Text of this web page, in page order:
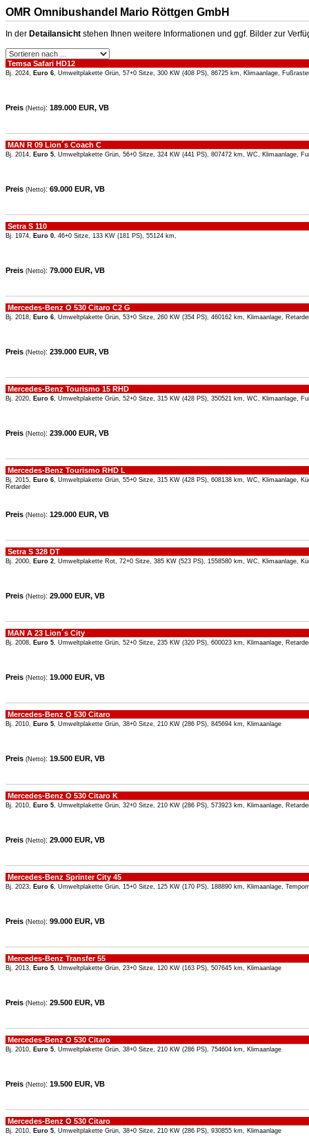
OMR Omnibushandel Mario Röttgen GmbH
In der Detailansicht stehen Ihnen weitere Informationen und ggf. Bilder zur
Temsa Safari HD12
Bj. 2024, Euro 6, Umweltplakette Grün, 57+0 Sitze, 300 KW (408 PS), 86725 km, Klimaanlage,
Preis (Netto): 189.000 EUR, VB
MAN R 09 Lion´s Coach C
Bj. 2014, Euro 5, Umweltplakette Grün, 56+0 Sitze, 324 KW (441 PS), 807472 km, WC, Klimaanlage,
Preis (Netto): 69.000 EUR, VB
Setra S 110
Bj. 1974, Euro 0, 46+0 Sitze, 133 KW (181 PS), 55124 km,
Preis (Netto): 79.000 EUR, VB
Mercedes-Benz O 530 Citaro C2 G
Bj. 2018, Euro 6, Umweltplakette Grün, 53+0 Sitze, 260 KW (354 PS), 460162 km, Klimaanlage,
Preis (Netto): 239.000 EUR, VB
Mercedes-Benz Tourismo 15 RHD
Bj. 2020, Euro 6, Umweltplakette Grün, 52+0 Sitze, 315 KW (428 PS), 350521 km, WC, Klimaanlage,
Preis (Netto): 239.000 EUR, VB
Mercedes-Benz Tourismo RHD L
Bj. 2015, Euro 6, Umweltplakette Grün, 55+0 Sitze, 315 KW (428 PS), 608138 km, WC, Klimaanlage,
Retarder
Preis (Netto): 129.000 EUR, VB
Setra S 328 DT
Bj. 2000, Euro 2, Umweltplakette Rot, 72+0 Sitze, 385 KW (523 PS), 1558580 km, WC, Klimaanlage,
Preis (Netto): 29.000 EUR, VB
MAN A 23 Lion´s City
Bj. 2008, Euro 5, Umweltplakette Grün, 52+0 Sitze, 235 KW (320 PS), 600023 km, Klimaanlage,
Preis (Netto): 19.000 EUR, VB
Mercedes-Benz O 530 Citaro
Bj. 2010, Euro 5, Umweltplakette Grün, 38+0 Sitze, 210 KW (286 PS), 845694 km, Klimaanlage
Preis (Netto): 19.500 EUR, VB
Mercedes-Benz O 530 Citaro K
Bj. 2010, Euro 5, Umweltplakette Grün, 32+0 Sitze, 210 KW (286 PS), 573923 km, Klimaanlage,
Preis (Netto): 29.000 EUR, VB
Mercedes-Benz Sprinter City 45
Bj. 2023, Euro 6, Umweltplakette Grün, 15+0 Sitze, 125 KW (170 PS), 188890 km, Klimaanlage,
Preis (Netto): 99.000 EUR, VB
Mercedes-Benz Transfer 55
Bj. 2013, Euro 5, Umweltplakette Grün, 23+0 Sitze, 120 KW (163 PS), 507645 km, Klimaanlage
Preis (Netto): 29.500 EUR, VB
Mercedes-Benz O 530 Citaro
Bj. 2010, Euro 5, Umweltplakette Grün, 38+0 Sitze, 210 KW (286 PS), 754604 km, Klimaanlage
Preis (Netto): 19.500 EUR, VB
Mercedes-Benz O 530 Citaro
Bj. 2010, Euro 5, Umweltplakette Grün, 38+0 Sitze, 210 KW (286 PS), 930855 km, Klimaanlage